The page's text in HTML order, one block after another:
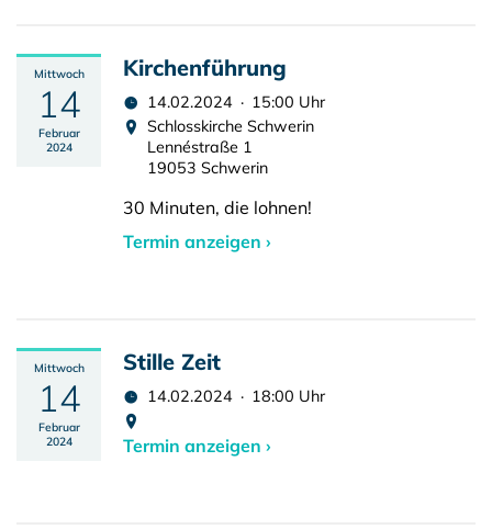
Mittwoch
14
Februar
2024
Kirchenführung
14.02.2024 · 15:00 Uhr
Schlosskirche Schwerin
Lennéstraße 1
19053 Schwerin
30 Minuten, die lohnen!
Termin anzeigen ›
Mittwoch
14
Februar
2024
Stille Zeit
14.02.2024 · 18:00 Uhr
Termin anzeigen ›